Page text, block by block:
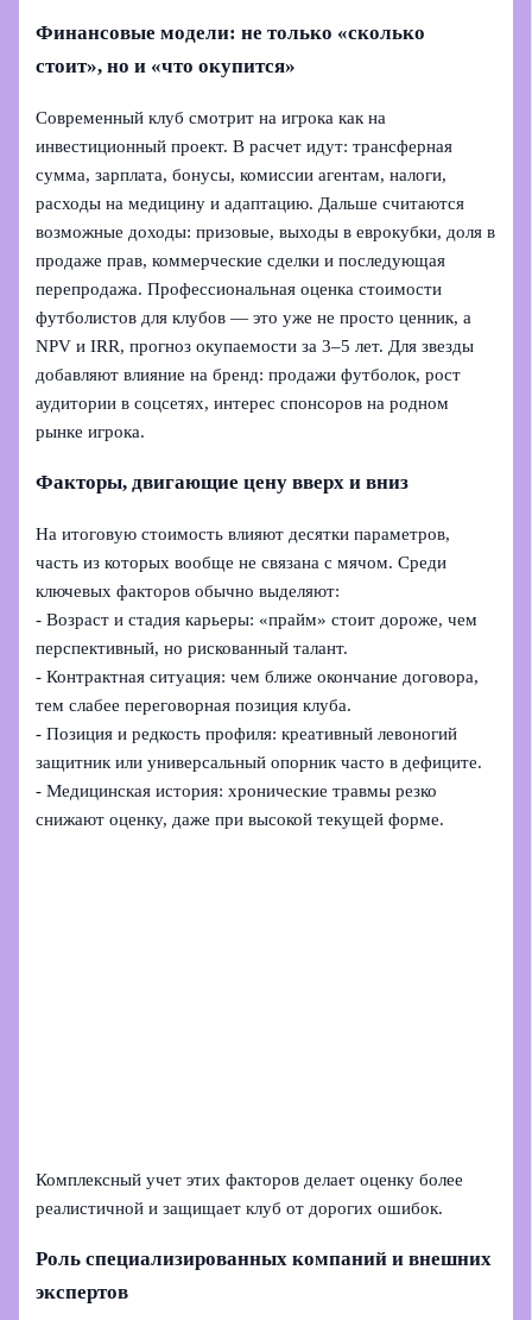
Финансовые модели: не только «сколько
стоит», но и «что окупится»
Современный клуб смотрит на игрока как на
инвестиционный проект. В расчет идут: трансферная
сумма, зарплата, бонусы, комиссии агентам, налоги,
расходы на медицину и адаптацию. Дальше считаются
возможные доходы: призовые, выходы в еврокубки, доля в
продаже прав, коммерческие сделки и последующая
перепродажа. Профессиональная оценка стоимости
футболистов для клубов — это уже не просто ценник, а
NPV и IRR, прогноз окупаемости за 3–5 лет. Для звезды
добавляют влияние на бренд: продажи футболок, рост
аудитории в соцсетях, интерес спонсоров на родном
рынке игрока.
Факторы, двигающие цену вверх и вниз
На итоговую стоимость влияют десятки параметров,
часть из которых вообще не связана с мячом. Среди
ключевых факторов обычно выделяют:
- Возраст и стадия карьеры: «прайм» стоит дороже, чем
перспективный, но рискованный талант.
- Контрактная ситуация: чем ближе окончание договора,
тем слабее переговорная позиция клуба.
- Позиция и редкость профиля: креативный левоногий
защитник или универсальный опорник часто в дефиците.
- Медицинская история: хронические травмы резко
снижают оценку, даже при высокой текущей форме.
Комплексный учет этих факторов делает оценку более
реалистичной и защищает клуб от дорогих ошибок.
Роль специализированных компаний и внешних
экспертов